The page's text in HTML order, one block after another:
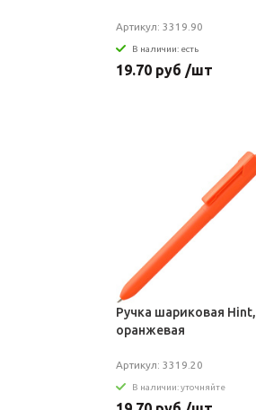
Артикул: 3319.90
В наличии: есть
19.70 руб /шт
Ручка шариковая Hint,
оранжевая
Артикул: 3319.20
В наличии: уточняйте